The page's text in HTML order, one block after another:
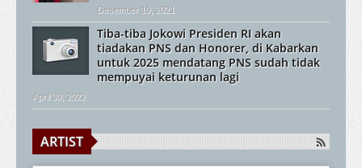
Desember 19, 2021
Tiba-tiba Jokowi Presiden RI akan
tiadakan PNS dan Honorer, di Kabarkan
untuk 2025 mendatang PNS sudah tidak
mempuyai keturunan lagi
April 30, 2022
ARTIST